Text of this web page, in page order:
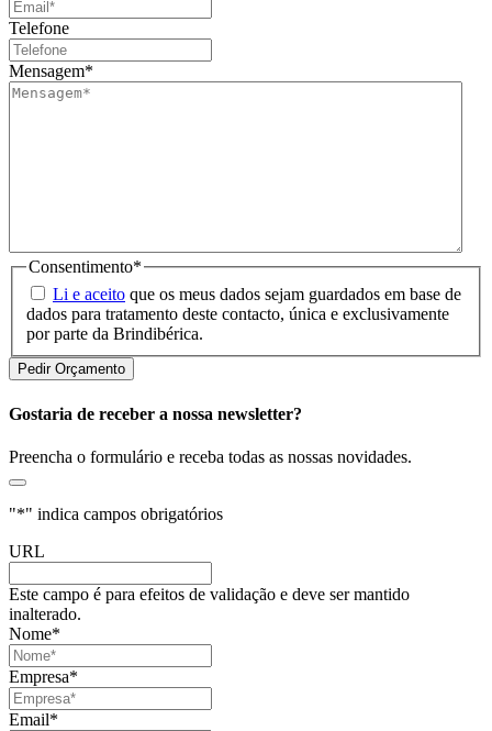
Telefone
Mensagem*
Consentimento*
Li e aceito que os meus dados sejam guardados em base de
dados para tratamento deste contacto, única e exclusivamente
por parte da Brindibérica.
Gostaria de receber a nossa newsletter?
Preencha o formulário e receba todas as nossas novidades.
"*" indica campos obrigatórios
URL
Este campo é para efeitos de validação e deve ser mantido
inalterado.
Nome*
Empresa*
Email*